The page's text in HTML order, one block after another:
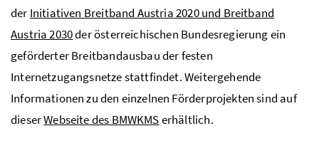
der Initiativen Breitband Austria 2020 und Breitband
Austria 2030der österreichischen Bundesregierung ein
geförderter Breitbandausbau der festen
Internetzugangsnetze stattfindet. Weitergehende
Informationen zu den einzelnen Förderprojekten sind auf
dieserWebseite des BMWKMSerhältlich.